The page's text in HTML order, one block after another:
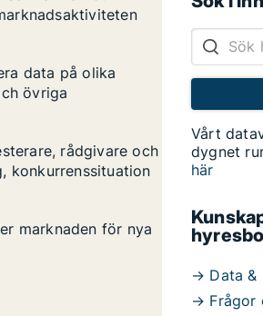
data på olika
övriga
rådgivare och
konkurrenssituation
marknaden för nya
Vårt
dygnet
här
→ Data &
→ Frågor